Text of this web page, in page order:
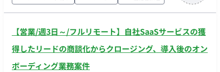
詳細確認中 ■ 【開発環境】 ・プログラミング： ・FW：
Databricks, Alteryx, KNIME ・DB： ・インフラ： ■ 【働き方】
・稼働量：週4〜5日（月140時間以上） ・リモート稼働：フル
リモート ・フレックス稼働：可能
【営業/週3日～/フルリモート】自社SaaSサービスの獲
得したリードの商談化からクロージング、導入後のオン
ボーディング業務案件